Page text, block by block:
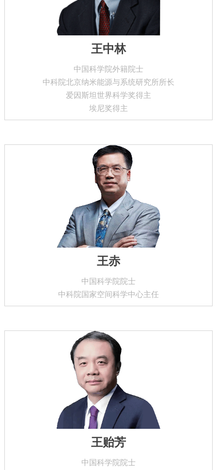
王中林
中国科学院外籍院士
中科院北京纳米能源与系统研究所所长
爱因斯坦世界科学奖得主
埃尼奖得主
王赤
中国科学院院士
中科院国家空间科学中心主任
王贻芳
中国科学院院士